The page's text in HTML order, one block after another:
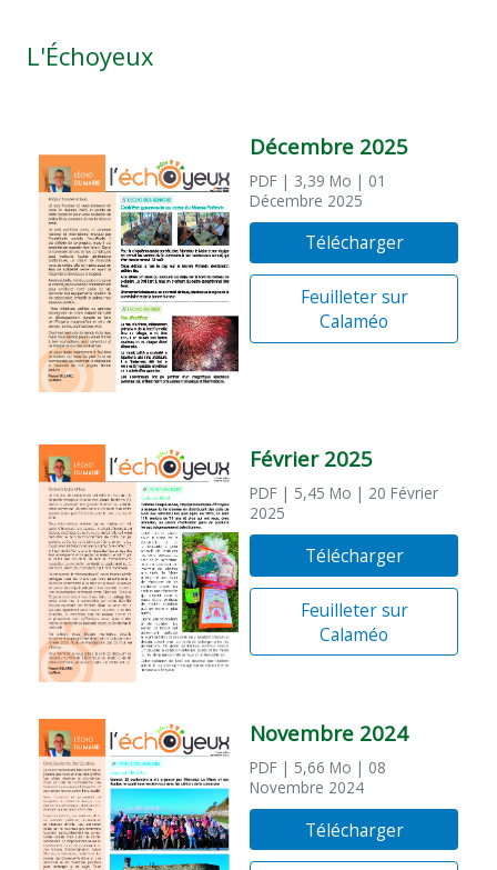
L'Échoyeux
Décembre 2025
PDF | 3,39 Mo | 01
Décembre 2025
Télécharger
Feuilleter sur
Calaméo
Février 2025
PDF | 5,45 Mo | 20 Février
2025
Télécharger
Feuilleter sur
Calaméo
Novembre 2024
PDF | 5,66 Mo | 08
Novembre 2024
Télécharger